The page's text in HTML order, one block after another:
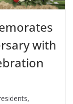
with